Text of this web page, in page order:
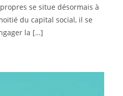
se situe désormais à
du capital social, il se
la […]